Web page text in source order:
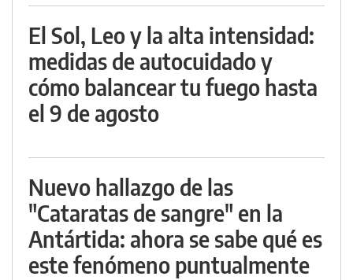
El Sol, Leo y la alta intensidad:
medidas de autocuidado y
cómo balancear tu fuego hasta
el 9 de agosto
Nuevo hallazgo de las
"Cataratas de sangre" en la
Antártida: ahora se sabe qué es
este fenómeno puntualmente